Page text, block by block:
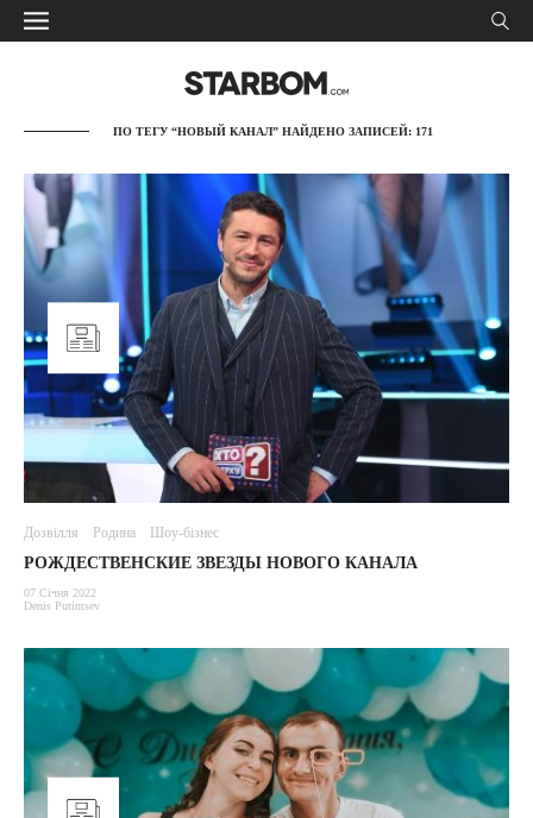
ПО ТЕГУ “НОВЫЙ КАНАЛ” НАЙДЕНО ЗАПИСЕЙ: 171
Дозвілля Родина Шоу-бізнес
РОЖДЕСТВЕНСКИЕ ЗВЕЗДЫ НОВОГО КАНАЛА
07 Січня 2022
Denis Putintsev